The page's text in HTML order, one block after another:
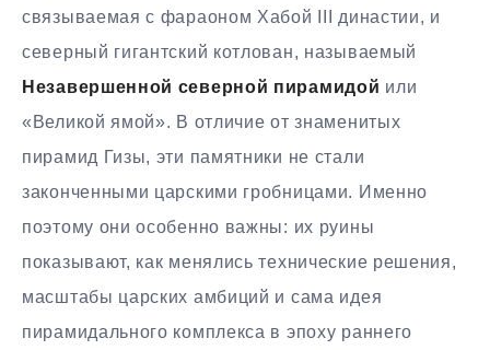
связываемая с фараоном Хабой III династии, и
северный гигантский котлован, называемый
Незавершенной северной пирамидой или
«Великой ямой». В отличие от знаменитых
пирамид Гизы, эти памятники не стали
законченными царскими гробницами. Именно
поэтому они особенно важны: их руины
показывают, как менялись технические решения,
масштабы царских амбиций и сама идея
пирамидального комплекса в эпоху раннего